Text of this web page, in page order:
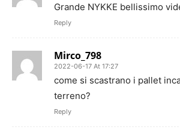
Grande NYKKE bellissimo
Reply
Mirco_798
2022-06-17 At 17:27
come si scastrano i pallet
terreno?
Reply